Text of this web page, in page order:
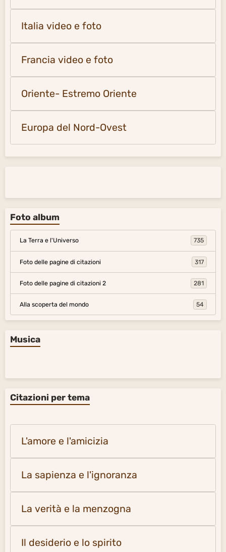
Italia video e foto
Francia video e foto
Oriente- Estremo Oriente
Europa del Nord-Ovest
Foto album
La Terra e l'Universo 735
Foto delle pagine di citazioni 317
Foto delle pagine di citazioni 2 281
Alla scoperta del mondo 54
Musica
Citazioni per tema
L'amore e l'amicizia
La sapienza e l'ignoranza
La verità e la menzogna
Il desiderio e lo spirito